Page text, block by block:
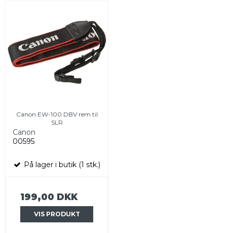
Canon EW-100 DBV rem til
SLR
Canon
00595
På lager i butik (1 stk.)
199,00 DKK
VIS PRODUKT